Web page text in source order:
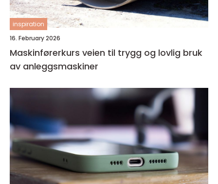
inspiration
16. February 2026
Maskinførerkurs veien til trygg og lovlig bruk
av anleggsmaskiner